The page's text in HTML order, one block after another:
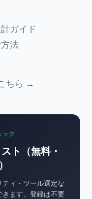
ガイド
法
ちら →
ック
ト（無料・
ィ・ツール選定な
ます。登録は不要